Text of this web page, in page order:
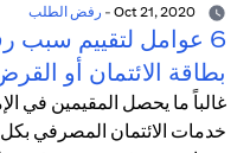
- رفض الطلب
6 عوامل لتقييم
بطاقة الائتمان أو
غالباً ما يحصل المقيمين في
خدمات الائتمان المصرفي